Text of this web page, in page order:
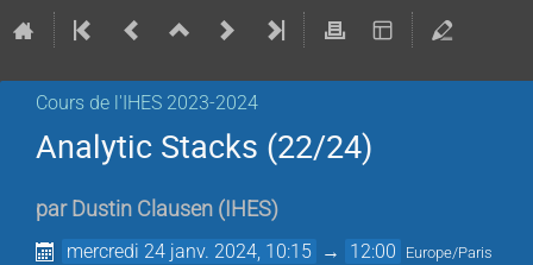
Cours de l'IHES 2023-2024
Analytic Stacks (22/24)
par Dustin Clausen ( IHES)
mercredi 24 janv. 2024, 10:15 → 12:00 Europe/Paris